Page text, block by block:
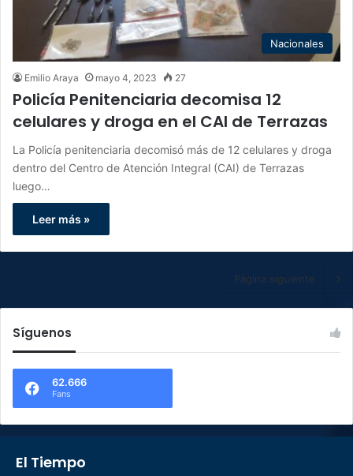
Nacionales
Emilio Araya mayo 4, 2023 27
Policía Penitenciaria decomisa 12
celulares y droga en el CAI de Terrazas
La Policía penitenciaria decomisó más de 12 celulares y droga
dentro del Centro de Atención Integral (CAI) de Terrazas
luego…
Leer más »
Página siguiente
Síguenos
62.666
Fans
El Tiempo